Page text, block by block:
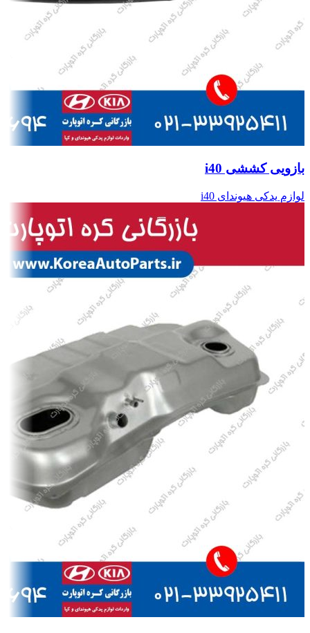
بازویی کششی i40
لوازم یدکی هیوندای i40